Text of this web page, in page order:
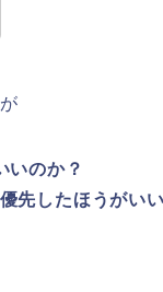
いのか？
先したほうがい